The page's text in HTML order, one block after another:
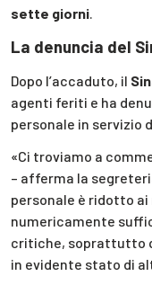
sette giorni.
La denuncia del
Dopo l’accaduto, il
agenti feriti e ha
personale in servizio
«Ci troviamo a
– afferma la
personale è ridotto
numericamente
critiche, soprattutto
in evidente stato di